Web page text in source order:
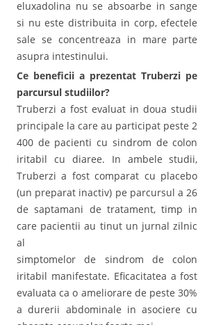
eluxadolina nu se absoarbe in sange
si nu este distribuita in corp, efectele
sale se concentreaza in mare parte
asupra intestinului.
Ce beneficii a prezentat Truberzi pe
parcursul studiilor?
Truberzi a fost evaluat in doua studii
principale la care au participat peste 2
400 de pacienti cu sindrom de colon
iritabil cu diaree. In ambele studii,
Truberzi a fost comparat cu placebo
(un preparat inactiv) pe parcursul a 26
de saptamani de tratament, timp in
care pacientii au tinut un jurnal zilnic
al
simptomelor de sindrom de colon
iritabil manifestate. Eficacitatea a fost
evaluata ca o ameliorare de peste 30%
a durerii abdominale in asociere cu